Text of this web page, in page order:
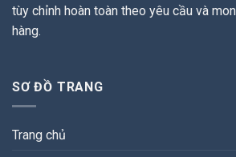
tùy chỉnh hoàn toàn theo yêu cầu và
hàng.
SƠ ĐỒ TRANG
Trang chủ